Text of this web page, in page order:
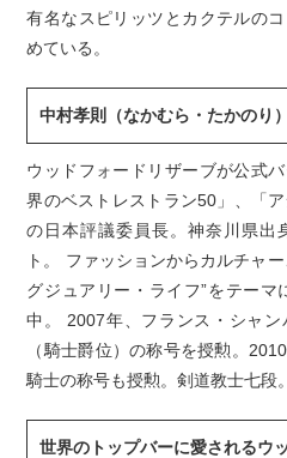
有名なスピリッツとカクテルの
めている。
中村孝則（なかむら・たかの
ウッドフォードリザーブが公式
界のベストレストラン50」、「
の日本評議委員長。神奈川県出
ト。 ファッションからカルチャ
グジュアリー・ライフ”をテー
中。 2007年、フランス・シャ
（騎士爵位）の称号を授勲。
騎士の称号も授勲。剣道教士七段
世界のトップバーに愛されるウ